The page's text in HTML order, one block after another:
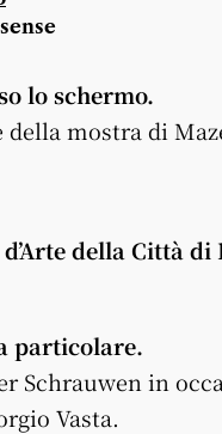
lo schermo.
mostra di
della Città di
particolare.
Schrauwen in
Vasta.